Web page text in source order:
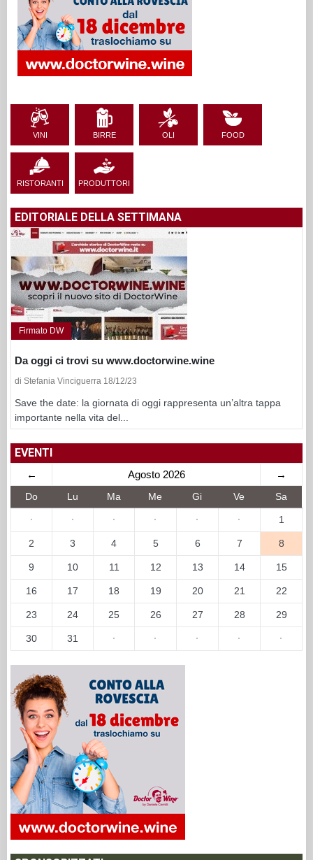
VINI BIRRE OLI FOOD
RISTORANTI PRODUTTORI
EDITORIALE DELLA SETTIMANA
Firmato DW
Da oggi ci trovi su www.doctorwine.wine
di Stefania Vinciguerra 18/12/23
Save the date: la giornata di oggi rappresenta un’altra tappa
importante nella vita del...
EVENTI
← Agosto 2026 →
Do Lu Ma Me Gi Ve Sa
· · · · · · 1
2 3 4 5 6 7 8
9 10 11 12 13 14 15
16 17 18 19 20 21 22
23 24 25 26 27 28 29
30 31 · · · · ·